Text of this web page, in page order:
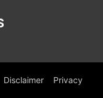
Disclaimer Privacy